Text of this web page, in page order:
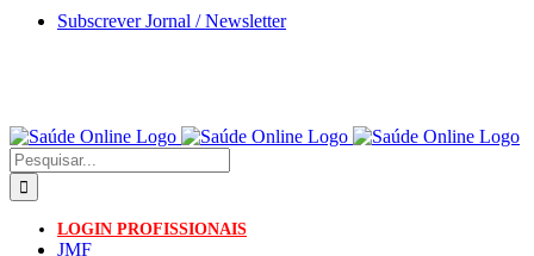
Skip
Subscrever Jornal / Newsletter
Pesquisar
LOGIN PROFISSIONAIS
JMF